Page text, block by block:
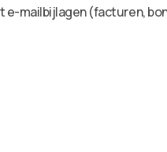
mailbijlagen (facturen,